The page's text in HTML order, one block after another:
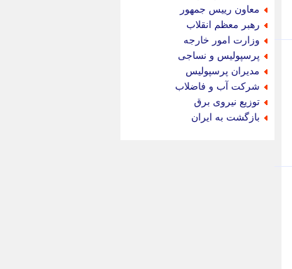
معاون رییس جمهور
رهبر معظم انقلاب
وزارت امور خارجه
پرسپولیس و نساجی
مدیران پرسپولیس
شرکت آب و فاضلاب
توزیع نیروی برق
بازگشت به ایران